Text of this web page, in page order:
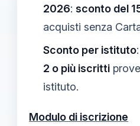
2026: sconto del
acquisti senza
Sconto per istituto:
2 o più iscritti
istituto.
Modulo di iscrizione